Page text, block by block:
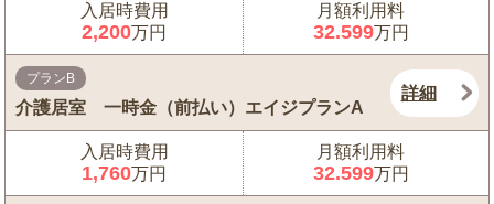
入居時費用
2,200万円
月額利用料
32.599万円
プランB
介護居室 一時金（前払い）エイジプランA
詳細
入居時費用
1,760万円
月額利用料
32.599万円